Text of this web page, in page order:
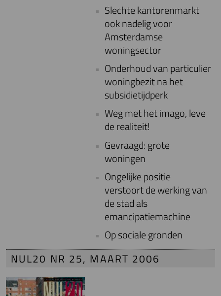
Slechte kantorenmarkt
ook nadelig voor
Amsterdamse
woningsector
Onderhoud van particulier
woningbezit na het
subsidietijdperk
Weg met het imago, leve
de realiteit!
Gevraagd: grote
woningen
Ongelijke positie
verstoort de werking van
de stad als
emancipatiemachine
Op sociale gronden
NUL20 NR 25, MAART 2006